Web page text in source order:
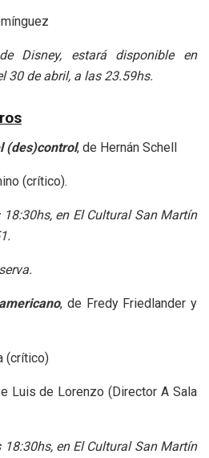
Disney, estará disponible en
30 de abril, a las 23.59hs.
(des)control, de Hernán Schell
(crítico).
en El Cultural San Martín
, de Fredy Friedlander y
(crítico)
Luis de Lorenzo (Director A Sala
18:30hs, en El Cultural San Martín